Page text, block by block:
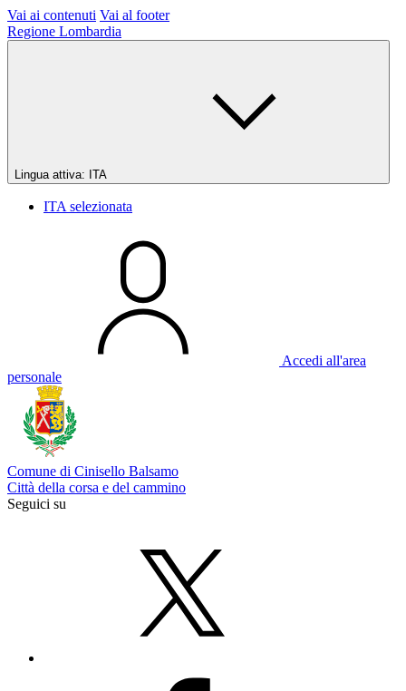
Vai ai contenuti Vai al footer
Regione Lombardia
Lingua attiva: ITA
ITA selezionata
Accedi all'area
personale
Comune di Cinisello Balsamo
Città della corsa e del cammino
Seguici su